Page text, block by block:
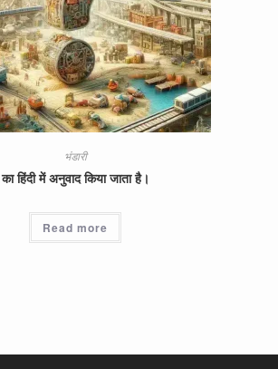
भंडारी
का हिंदी में अनुवाद किया जाता है।
Read more